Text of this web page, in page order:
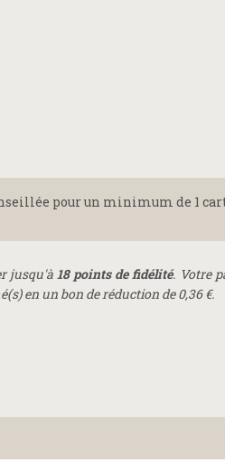
pour un minimum de 1
jusqu'à 18points de fidélité. Votre
en un bon de réduction de0,36 €.